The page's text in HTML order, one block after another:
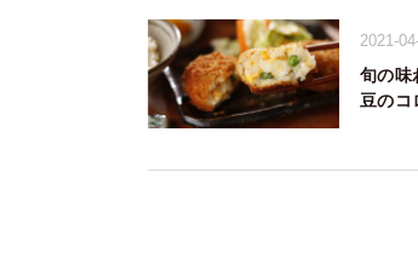
2021-
旬の味
豆のコ